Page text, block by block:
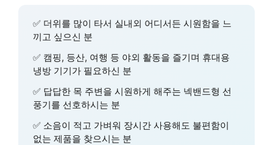
✅ 더위를 많이 타서 실내외 어디서든 시원함을 느
끼고 싶으신 분
✅ 캠핑, 등산, 여행 등 야외 활동을 즐기며 휴대용
냉방 기기가 필요하신 분
✅ 답답한 목 주변을 시원하게 해주는 넥밴드형 선
풍기를 선호하시는 분
✅ 소음이 적고 가벼워 장시간 사용해도 불편함이
없는 제품을 찾으시는 분